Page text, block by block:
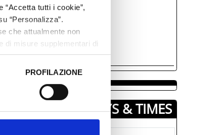
“Accetta tutti i cookie”,
“Personalizza”.
che attualmente non
di misure supplementari di
PROFILAZIONE
DAYS & TIMES